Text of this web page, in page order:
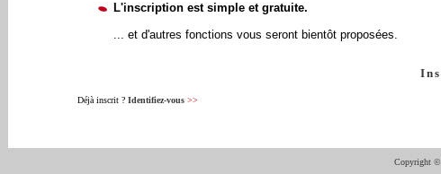
L'inscription est simple et gratuite.
... et d'autres fonctions vous seront bientôt proposées.
Déjà inscrit ? Identifiez-vous >>
Copyright ©